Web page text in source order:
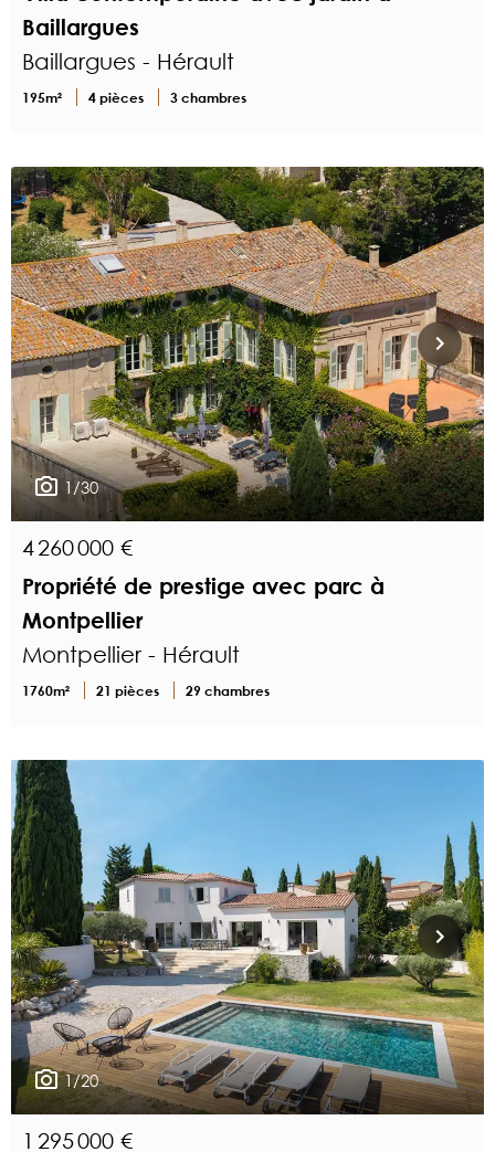
Baillargues
Baillargues - Hérault
195m² 4 pièces 3 chambres
1/30
4 260 000 €
Propriété de prestige avec parc à
Montpellier
Montpellier - Hérault
1760m² 21 pièces 29 chambres
1/20
1 295 000 €